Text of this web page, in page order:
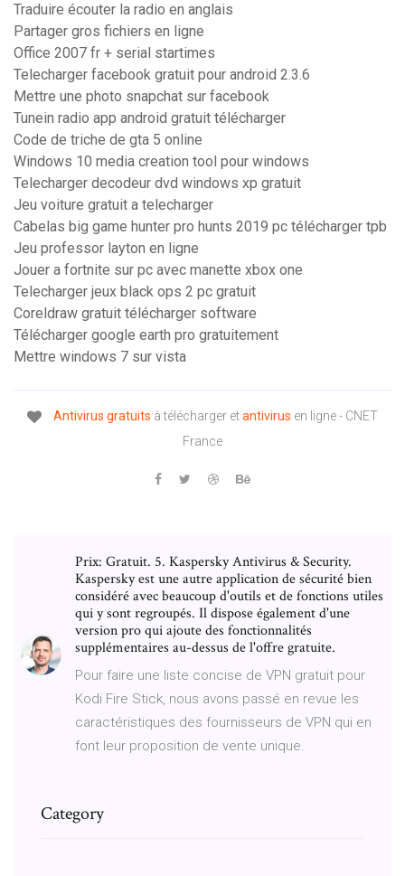
Traduire écouter la radio en anglais
Partager gros fichiers en ligne
Office 2007 fr + serial startimes
Telecharger facebook gratuit pour android 2.3.6
Mettre une photo snapchat sur facebook
Tunein radio app android gratuit télécharger
Code de triche de gta 5 online
Windows 10 media creation tool pour windows
Telecharger decodeur dvd windows xp gratuit
Jeu voiture gratuit a telecharger
Cabelas big game hunter pro hunts 2019 pc télécharger tpb
Jeu professor layton en ligne
Jouer a fortnite sur pc avec manette xbox one
Telecharger jeux black ops 2 pc gratuit
Coreldraw gratuit télécharger software
Télécharger google earth pro gratuitement
Mettre windows 7 sur vista
Antivirus gratuits à télécharger etantivirus en ligne - CNET
France
Prix: Gratuit. 5. Kaspersky Antivirus & Security.
Kaspersky est une autre application de sécurité bien
considéré avec beaucoup d'outils et de fonctions utiles
qui y sont regroupés. Il dispose également d'une
version pro qui ajoute des fonctionnalités
supplémentaires au-dessus de l'offre gratuite.
Pour faire une liste concise de VPN gratuit pour
Kodi Fire Stick, nous avons passé en revue les
caractéristiques des fournisseurs de VPN qui en
font leur proposition de vente unique.
Category